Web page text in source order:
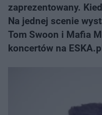
zaprezentowany.
Na jednej scenie
Tom Swoon i Mafia
koncertów na